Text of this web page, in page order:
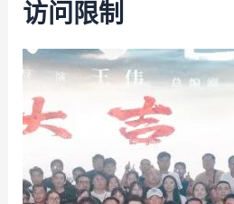
访问限制